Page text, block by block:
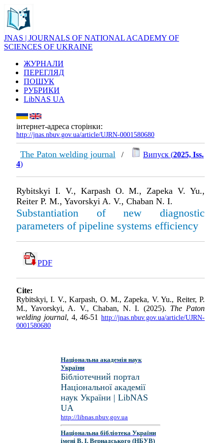
JNAS | JOURNALS OF NATIONAL ACADEMY OF
SCIENCES OF UKRAINE
ЖУРНАЛИ
ПЕРЕГЛЯД
ПОШУК
РУБРИКИ
LibNAS UA
інтернет-адреса сторінки:
http://jnas.nbuv.gov.ua/article/UJRN-0001580680
The Paton welding journal / Випуск (2025, Iss.
4)
Rybitskyi I. V., Karpash O. M., Zapeka V. Yu.,
Reiter P. M., Yavorskyi A. V., Chaban N. I.
Substantiation of new diagnostic
parameters of pipeline systems efficiency
PDF
Cite:
Rybitskyi, I. V., Karpash, O. M., Zapeka, V. Yu., Reiter, P.
M., Yavorskyi, A. V., Chaban, N. I. (2025). The Paton
welding journal, 4, 46-51 http://jnas.nbuv.gov.ua/article/UJRN-
0001580680
Національна академія наук
України
Бібліотечний портал
Національної академії
наук України | LibNAS
UA
http://libnas.nbuv.gov.ua
Національна бібліотека України
імені В. І. Вернадського (НБУВ)